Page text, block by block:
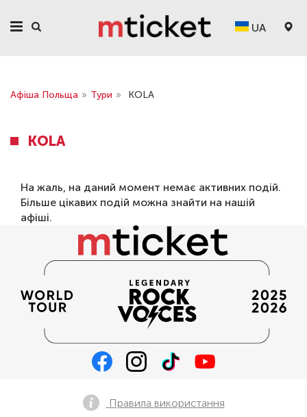
UA
Афіша Польща » Тури » KOLA
KOLA
На жаль, на даний момент немає активних подій.
Більше цікавих подій можна знайти на нашій
афіші.
Правила використання